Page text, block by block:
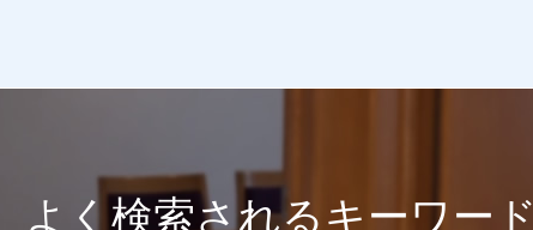
よく検索されるキーワード